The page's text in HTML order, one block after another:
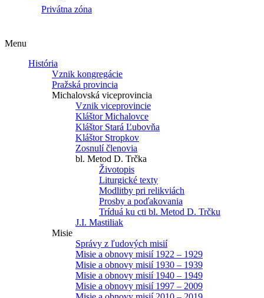
Privátna zóna
Menu
História
Vznik kongregácie
Pražská provincia
Michalovská viceprovincia
Vznik viceprovincie
Kláštor Michalovce
Kláštor Stará Ľubovňa
Kláštor Stropkov
Zosnulí členovia
bl. Metod D. Trčka
Životopis
Liturgické texty
Modlitby pri relikviách
Prosby a poďakovania
Tríduá ku cti bl. Metod D. Trčku
J.I. Mastiliak
Misie
Správy z ľudových misií
Misie a obnovy misií 1922 – 1929
Misie a obnovy misií 1930 – 1939
Misie a obnovy misií 1940 – 1949
Misie a obnovy misií 1997 – 2009